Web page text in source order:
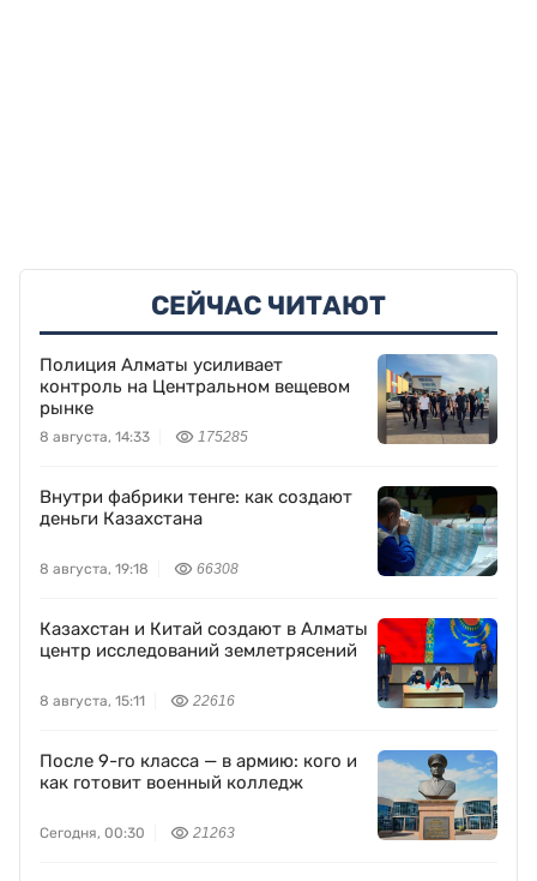
СЕЙЧАС ЧИТАЮТ
Полиция Алматы усиливает
контроль на Центральном вещевом
рынке
8 августа, 14:33 175285
Внутри фабрики тенге: как создают
деньги Казахстана
8 августа, 19:18 66308
Казахстан и Китай создают в Алматы
центр исследований землетрясений
8 августа, 15:11 22616
После 9-го класса — в армию: кого и
как готовит военный колледж
Сегодня, 00:30 21263